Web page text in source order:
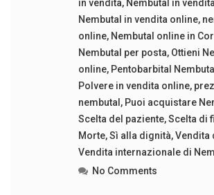
in vendita, Nembutal in
Nembutal in vendita online,
online, Nembutal online in
Nembutal per posta, Ottieni
online, Pentobarbital
Polvere in vendita online,
nembutal , Puoi acquistare
Scelta del paziente,Scelta di
Morte,Sì alla dignità,Vendita
Vendita internazionale di
No Comments